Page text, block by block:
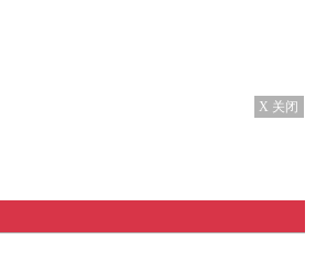
X 关闭